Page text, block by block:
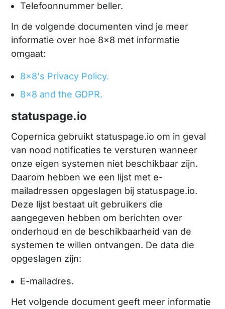
Telefoonnummer beller.
In de volgende documenten vind je meer
informatie over hoe 8x8 met informatie
omgaat:
8x8's Privacy Policy.
8x8 and the GDPR.
statuspage.io
Copernica gebruikt statuspage.io om in geval
van nood notificaties te versturen wanneer
onze eigen systemen niet beschikbaar zijn.
Daarom hebben we een lijst met e-
mailadressen opgeslagen bij statuspage.io.
Deze lijst bestaat uit gebruikers die
aangegeven hebben om berichten over
onderhoud en de beschikbaarheid van de
systemen te willen ontvangen. De data die
opgeslagen zijn:
E-mailadres.
Het volgende document geeft meer informatie